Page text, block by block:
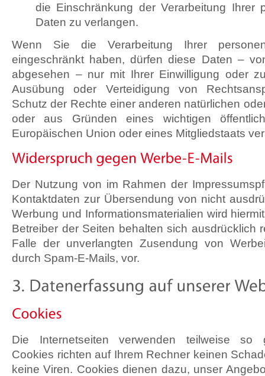
die Einschränkung der Verarbeitung Ihrer
Daten zu verlangen.
Wenn Sie die Verarbeitung Ihrer
eingeschränkt haben, dürfen diese Daten –
abgesehen – nur mit Ihrer Einwilligung oder
Ausübung oder Verteidigung von
Schutz der Rechte einer anderen natürlichen
oder aus Gründen eines wichtigen
Europäischen Union oder eines Mitgliedstaats
Der Nutzung von im Rahmen der
Kontaktdaten zur Übersendung von nicht
Werbung und Informationsmaterialien wird
Betreiber der Seiten behalten sich ausdrücklich
Falle der unverlangten Zusendung von
durch Spam-E-Mails, vor.
Die Internetseiten verwenden teilweise so
Cookies richten auf Ihrem Rechner keinen
keine Viren. Cookies dienen dazu, unser